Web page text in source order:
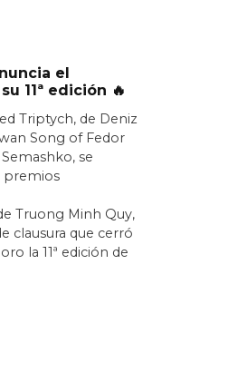
el
11ª edición 🔥
Triptych, de Deniz
Song of Fedor
se
premios
Truong Minh Quy,
clausura que cerró
la 11ª edición de